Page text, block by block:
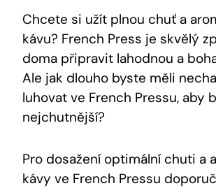
Chcete si užít plnou chuť a
kávu? French Press je skvělý
doma připravit lahodnou a
Ale jak dlouho byste měli
luhovat ve French Pressu, aby
nejchutnější?
Pro dosažení optimální chuti a
kávy ve French Pressu